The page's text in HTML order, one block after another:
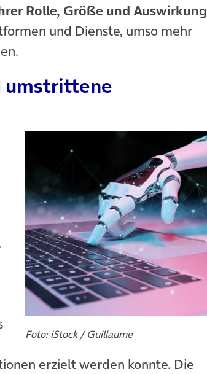
Rolle, Größe und Auswirkung
und Dienste, umso mehr
umstrittene
Foto: iStock / Guillaume
in neuem Tab)
erzielt werden konnte. Die